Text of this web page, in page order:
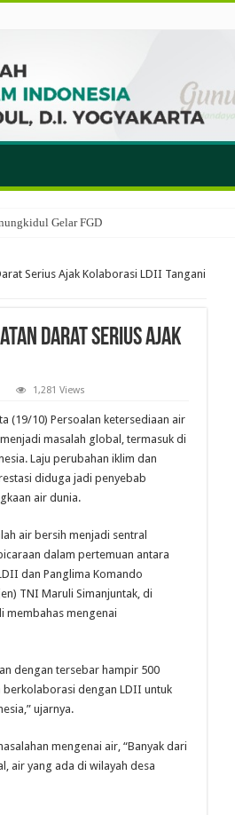
Gelar FGD
Serius Ajak Kolaborasi LDII Tangani
Darat Serius Ajak
1,281 Views
(19/10) Persoalan ketersediaan air
masalah global, termasuk di
Laju perubahan iklim dan
diduga jadi penyebab
air dunia.
air bersih menjadi sentral
dalam pertemuan antara
dan Panglima Komando
TNI Maruli Simanjuntak, di
membahas mengenai
dengan tersebar hampir 500
berkolaborasi dengan LDII untuk
ujarnya.
mengenai air, “Banyak dari
air yang ada di wilayah desa